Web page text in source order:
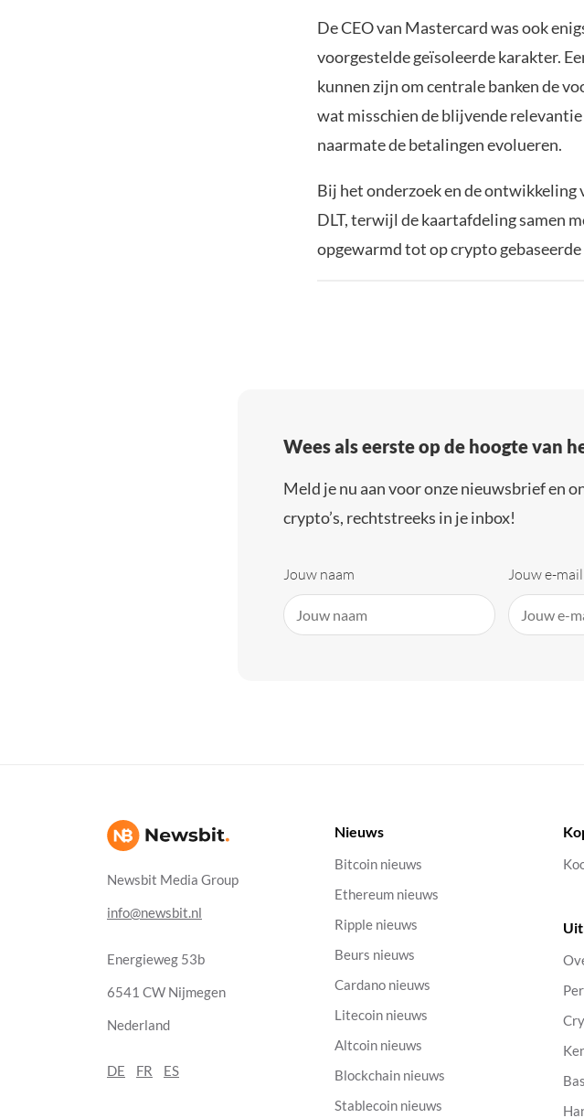
De CEO van Mastercard was ook
voorgestelde geïsoleerde karakter.
kunnen zijn om centrale banken de
wat misschien de blijvende
naarmate de betalingen evolueren.
Bij het onderzoek en de ontwikkeling
DLT, terwijl de kaartafdeling samen
opgewarmd tot op crypto
Wees als eerste op de hoogte van
Meld je nu aan voor onze nieuwsbrief en
crypto’s, rechtstreeks in je inbox!
Jouw naam Jouw e-mail
Newsbit Media Group
info@newsbit.nl
Energieweg 53b
6541 CW Nijmegen
Nederland
DE FR ES
Nieuws
Bitcoin nieuws
Ethereum nieuws
Ripple nieuws
Beurs nieuws
Cardano nieuws
Litecoin nieuws
Altcoin nieuws
Blockchain nieuws
Stablecoin nieuws